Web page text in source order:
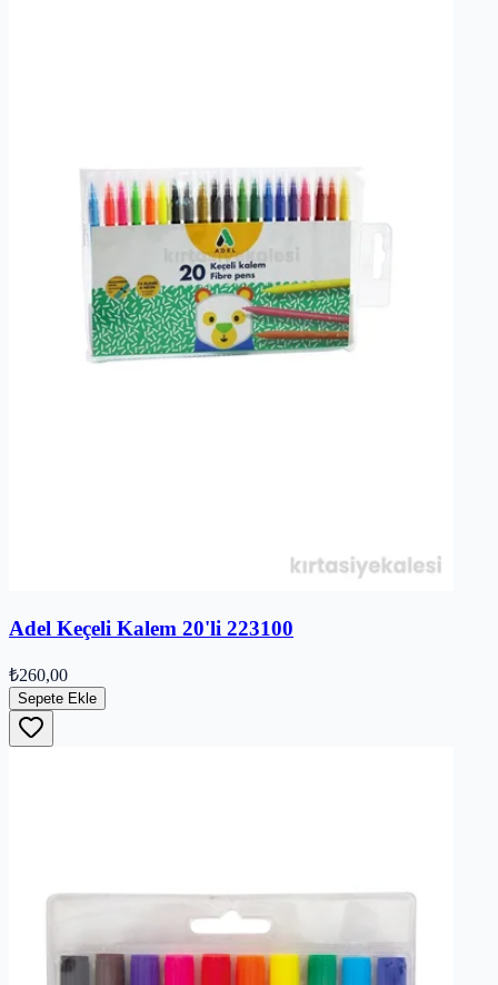
Adel Keçeli Kalem 20'li 223100
₺260,00
Sepete Ekle